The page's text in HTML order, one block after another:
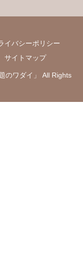
イバシーポリシー
サイトマップ
のワダイ」 All Rights